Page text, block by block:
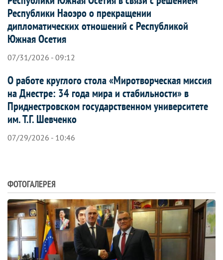
Республики Наоэро о прекращении
дипломатических отношений с Республикой
Южная Осетия
07/31/2026 - 09:12
О работе круглого стола «Миротворческая миссия
на Днестре: 34 года мира и стабильности» в
Приднестровском государственном университете
им. Т.Г. Шевченко
07/29/2026 - 10:46
ФОТОГАЛЕРЕЯ